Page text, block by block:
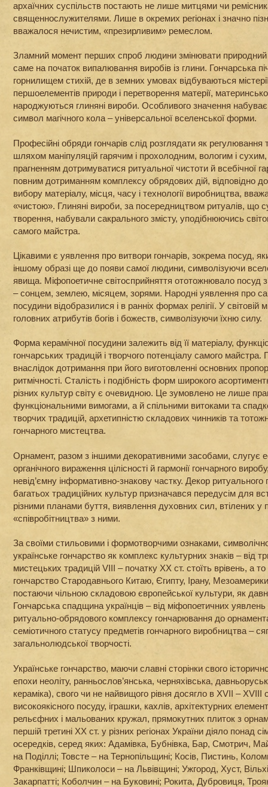
архаїчних суспільств постають не лише митцями чи
священнослужителями. Лише в окремих регіонах і значно
вважалося нечистим, «презирливим» ремеслом.
Зламний момент перших спроб людини змінювати природний
саме на початок випалювання виробів із глини. Гончарська
горнилищем стихій, де в земних умовах відбуваються
першоелементів природи і перетворення матерії,
народжуються глиняні вироби. Особливого значення набуває
символ магічного кола – універсальної вселенської форми.
Професійні обряди гончарів слід розглядати як
шляхом маніпуляцій гарячим і прохолодним, вологим і
прагненням дотримуватися ритуальної чистоти й всебічної
повним дотриманням комплексу обрядових дій, відповідно
вибору матеріалу, місця, часу і технології виробництва,
«чистою». Глиняні вироби, за посередництвом ритуалів, що
творення, набували сакрального змісту, уподібнюючись
самого майстра.
Цікавими є уявлення про витвори гончарів, зокрема посуд,
іншому образі ще до появи самої людини, символізуючи
явища. Міфопоетичне світосприйняття ототожнювало посуд
– сонцем, землею, місяцем, зорями. Народні уявлення про
посудини відобразилися і в ранніх формах релігії. У світовій
головних атрибутів богів і божеств, символізуючи їхню силу.
Форма керамічної посудини залежить від її матеріалу,
гончарських традицій і творчого потенціалу самого майстра.
внаслідок дотримання при його виготовленні основних
ритмічності. Сталість і подібність форм широкого
різних культур світу є очевидною. Це зумовлено не лише
функціональними вимогами, а й спільними витоками та
творчих традицій, архетипністю складових чинників та
гончарного мистецтва.
Орнамент, разом з іншими декоративними засобами, слугує
органічного вираження цілісності й гармонії гончарного
невід’ємну інформативно-знакову частку. Декор ритуального
багатьох традиційних культур призначався передусім для
різними планами буття, виявлення духовних сил, втілених у
«співробітництва» з ними.
За своїми стильовими і формотворчими ознаками,
українське гончарство як комплекс культурних знаків – від
мистецьких традицій VІІІ – початку ХХ ст. стоїть врівень, а
гончарство Стародавнього Китаю, Єгипту, Ірану, Мезоамерики,
постаючи чільною складовою європейської культури, як
Гончарська спадщина українців – від міфопоетичних
ритуально-обрядового комплексу гончарювання до
семіотичного статусу предметів гончарного виробництва –
загальнолюдської творчості.
Українське гончарство, маючи славні сторінки свого
епохи неоліту, ранньослов’янська, черняхівська,
кераміка), свого чи не найвищого рівня досягло в XVII – XVIII
високоякісного посуду, іграшки, кахлів, архітектурних
рельєфних і мальованих кружал, прямокутних плиток з
першій третині ХХ ст. у різних регіонах України діяло понад
осередків, серед яких: Адамівка, Бубнівка, Бар, Смотрич,
на Поділлі; Товсте – на Тернопільщині; Косів, Пистинь,
Франківщині; Шпиколоси – на Львівщині; Ужгород, Хуст,
Закарпатті; Коболчин – на Буковині; Рокита, Дубровиця,